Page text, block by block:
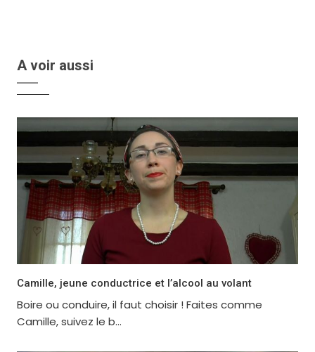
A voir aussi
Camille, jeune conductrice et l’alcool au volant
Boire ou conduire, il faut choisir ! Faites comme
Camille, suivez le b...